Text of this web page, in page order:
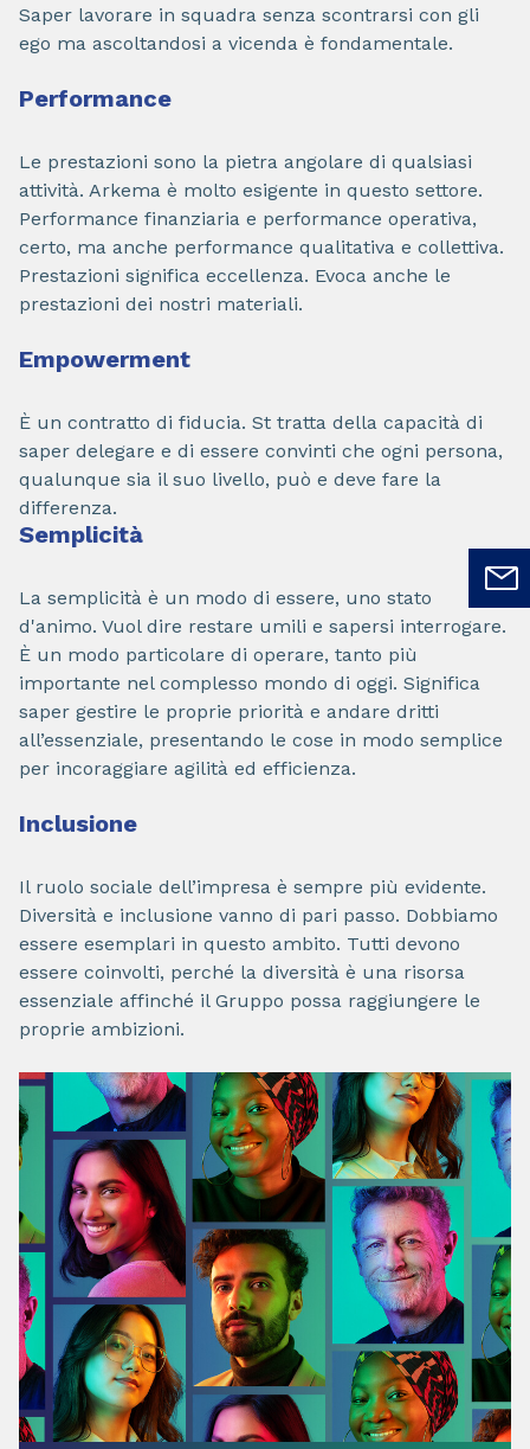
Saper lavorare in squadra senza scontrarsi con gli
ego ma ascoltandosi a vicenda è fondamentale.
Performance
Le prestazioni sono la pietra angolare di qualsiasi
attività. Arkema è molto esigente in questo settore.
Performance finanziaria e performance operativa,
certo, ma anche performance qualitativa e collettiva.
Prestazioni significa eccellenza. Evoca anche le
prestazioni dei nostri materiali.
Empowerment
È un contratto di fiducia. St tratta della capacità di
saper delegare e di essere convinti che ogni persona,
qualunque sia il suo livello, può e deve fare la
differenza.
Semplicità
La semplicità è un modo di essere, uno stato
d'animo. Vuol dire restare umili e sapersi interrogare.
È un modo particolare di operare, tanto più
importante nel complesso mondo di oggi. Significa
saper gestire le proprie priorità e andare dritti
all’essenziale, presentando le cose in modo semplice
per incoraggiare agilità ed efficienza.
Inclusione
Il ruolo sociale dell’impresa è sempre più evidente.
Diversità e inclusione vanno di pari passo. Dobbiamo
essere esemplari in questo ambito. Tutti devono
essere coinvolti, perché la diversità è una risorsa
essenziale affinché il Gruppo possa raggiungere le
proprie ambizioni.